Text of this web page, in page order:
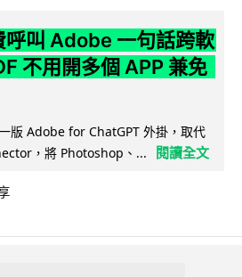
叫 Adobe 一句話跨軟
不用開多個 APP 兼免
版 Adobe for ChatGPT 外掛，取代
，將 Photoshop、...
閱讀全文